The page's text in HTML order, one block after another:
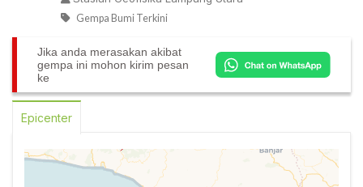
Gempa Bumi Terkini
Jika anda merasakan akibat
gempa ini mohon kirim pesan
ke
Epicenter